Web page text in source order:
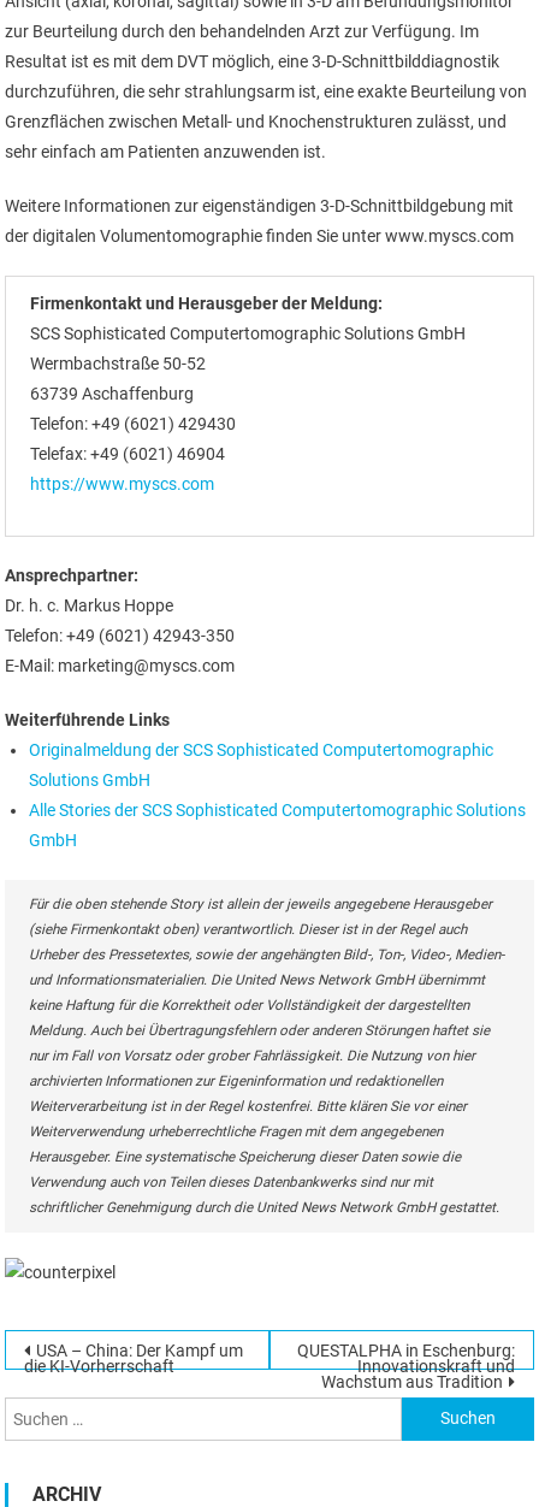
zur Beurteilung durch den behandelnden Arzt zur Verfügung. Im
Resultat ist es mit dem DVT möglich, eine 3-D-Schnittbilddiagnostik
durchzuführen, die sehr strahlungsarm ist, eine exakte Beurteilung von
Grenzflächen zwischen Metall- und Knochenstrukturen zulässt, und
sehr einfach am Patienten anzuwenden ist.
Weitere Informationen zur eigenständigen 3-D-Schnittbildgebung mit
der digitalen Volumentomographie finden Sie unter www.myscs.com
Firmenkontakt und Herausgeber der Meldung:
SCS Sophisticated Computertomographic Solutions GmbH
Wermbachstraße 50-52
63739 Aschaffenburg
Telefon: +49 (6021) 429430
Telefax: +49 (6021) 46904
https://www.myscs.com
Ansprechpartner:
Dr. h. c. Markus Hoppe
Telefon: +49 (6021) 42943-350
E-Mail: marketing@myscs.com
Weiterführende Links
Originalmeldung der SCS Sophisticated Computertomographic
Solutions GmbH
Alle Stories der SCS Sophisticated Computertomographic Solutions
GmbH
Für die oben stehende Story ist allein der jeweils angegebene Herausgeber
(siehe Firmenkontakt oben) verantwortlich. Dieser ist in der Regel auch
Urheber des Pressetextes, sowie der angehängten Bild-, Ton-, Video-, Medien-
und Informationsmaterialien. Die United News Network GmbH übernimmt
keine Haftung für die Korrektheit oder Vollständigkeit der dargestellten
Meldung. Auch bei Übertragungsfehlern oder anderen Störungen haftet sie
nur im Fall von Vorsatz oder grober Fahrlässigkeit. Die Nutzung von hier
archivierten Informationen zur Eigeninformation und redaktionellen
Weiterverarbeitung ist in der Regel kostenfrei. Bitte klären Sie vor einer
Weiterverwendung urheberrechtliche Fragen mit dem angegebenen
Herausgeber. Eine systematische Speicherung dieser Daten sowie die
Verwendung auch von Teilen dieses Datenbankwerks sind nur mit
schriftlicher Genehmigung durch die United News Network GmbH gestattet.
Beitragsnavigation
USA – China: Der Kampf um
die KI-Vorherrschaft
QUESTALPHA in Eschenburg:
Innovationskraft und
Wachstum aus Tradition
Suchen
ARCHIV